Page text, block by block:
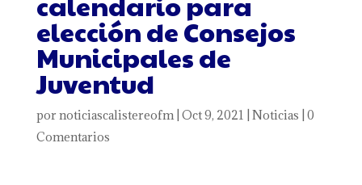
elección de Consejos
Municipales de
Juventud
por noticiascalistereofm| Oct 9, 2021 Noticias 0
Comentarios